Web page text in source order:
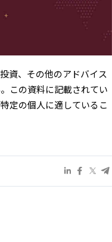
資、その他のアドバイス
この資料に記載されてい
定の個人に適しているこ